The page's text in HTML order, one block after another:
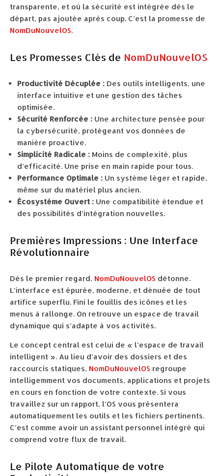
transparente, et où la sécurité est intégrée dès le
départ, pas ajoutée après coup. C’est la promesse de
NomDuNouvelOS.
Les Promesses Clés de NomDuNouvelOS
Productivité Décuplée : Des outils intelligents, une
interface intuitive et une gestion des tâches
optimisée.
Sécurité Renforcée : Une architecture pensée pour
la cybersécurité, protégeant vos données de
manière proactive.
Simplicité Radicale : Moins de complexité, plus
d’efficacité. Une prise en main rapide pour tous.
Performance Optimale : Un système léger et rapide,
même sur du matériel plus ancien.
Écosystème Ouvert : Une compatibilité étendue et
des possibilités d’intégration nouvelles.
Premières Impressions : Une Interface
Révolutionnaire
Dès le premier regard, NomDuNouvelOS détonne.
L’interface est épurée, moderne, et dénuée de tout
artifice superflu. Fini le fouillis des icônes et les
menus à rallonge. On retrouve un espace de travail
dynamique qui s’adapte à vos activités.
Le concept central est celui de « l’espace de travail
intelligent ». Au lieu d’avoir des dossiers et des
raccourcis statiques, NomDuNouvelOS regroupe
intelligemment vos documents, applications et projets
en cours en fonction de votre contexte. Si vous
travaillez sur un rapport, l’OS vous présentera
automatiquement les outils et les fichiers pertinents.
C’est comme avoir un assistant personnel intégré qui
comprend votre flux de travail.
Le Pilote Automatique de votre